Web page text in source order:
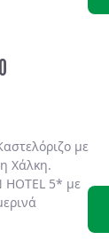
με
Χάλκη.
HOTEL 5* με